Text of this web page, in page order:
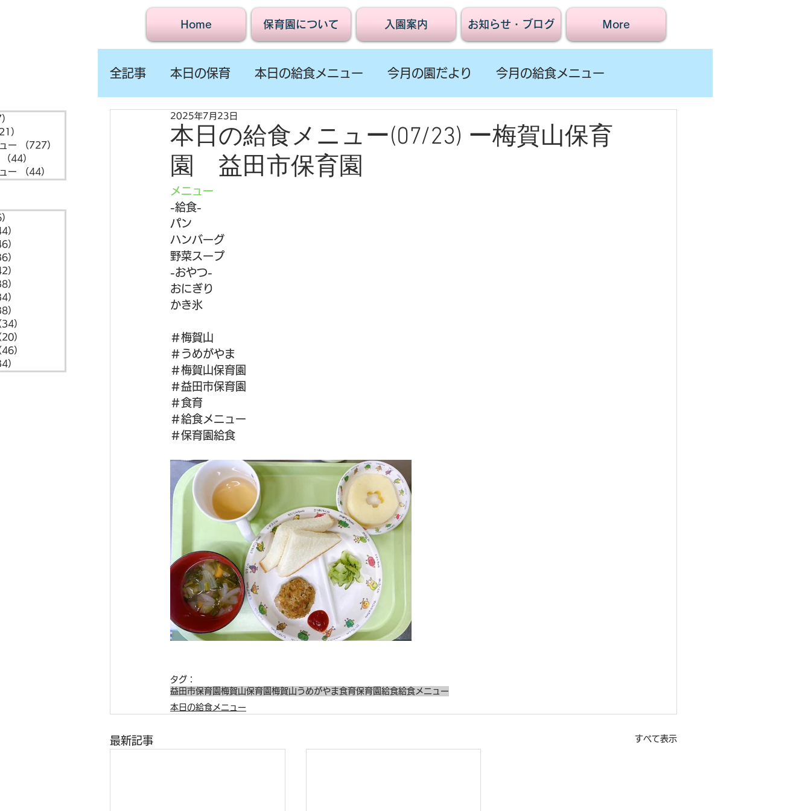
Home 保育園について 入園案内 お知らせ・ブログ More
）
ー
（727）
（44）
ー
（44）
）
）
）
）
）
）
）
）
）
）
）
全記事 本日の保育 本日の給食メニュー 今月の園だより 今月の給食メニュー
本日の給食メニュー(07/23) ー梅賀山保育
園 益田市保育園
2025年7月23日
メニュー
-給食-
パン
ハンバーグ
野菜スープ
-おやつ-
おにぎり
かき氷
＃梅賀山
＃うめがやま
＃梅賀山保育園
＃益田市保育園
＃食育
＃給食メニュー
＃保育園給食
タグ：
益田市保育園 梅賀山保育園 梅賀山うめがやま食育保育園給食給食メニュー
本日の給食メニュー
最新記事 すべて表示